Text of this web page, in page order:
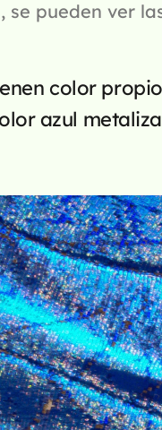
se pueden ver
color
azul